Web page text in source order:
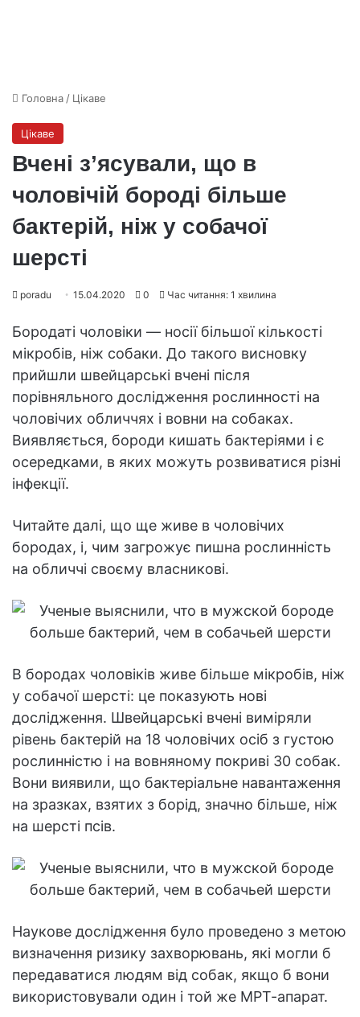
Головна / Цікаве
Цікаве
Вчені з’ясували, що в
чоловічій бороді більше
бактерій, ніж у собачої
шерсті
poradu 15.04.2020 0 Час читання: 1 хвилина
Бородаті чоловіки — носії більшої кількості
мікробів, ніж собаки. До такого висновку
прийшли швейцарські вчені після
порівняльного дослідження рослинності на
чоловічих обличчях і вовни на собаках.
Виявляється, бороди кишать бактеріями і є
осередками, в яких можуть розвиватися різні
інфекції.
Читайте далі, що ще живе в чоловічих
бородах, і, чим загрожує пишна рослинність
на обличчі своєму власникові.
В бородах чоловіків живе більше мікробів, ніж
у собачої шерсті: це показують нові
дослідження. Швейцарські вчені виміряли
рівень бактерій на 18 чоловічих осіб з густою
рослинністю і на вовняному покриві 30 собак.
Вони виявили, що бактеріальне навантаження
на зразках, взятих з борід, значно більше, ніж
на шерсті псів.
Наукове дослідження було проведено з метою
визначення ризику захворювань, які могли б
передаватися людям від собак, якщо б вони
використовували один і той же МРТ-апарат.